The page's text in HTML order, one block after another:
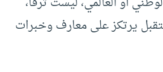
يرتكز على معارف وخبرات